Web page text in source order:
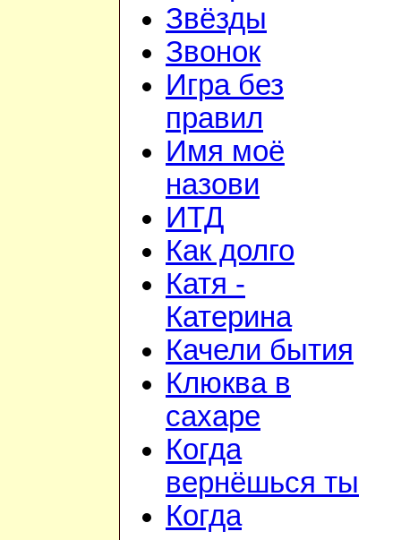
Звёзды
Звонок
Игра без
правил
Имя моё
назови
ИТД
Как долго
Катя -
Катерина
Качели бытия
Клюква в
сахаре
Когда
вернёшься ты
Когда